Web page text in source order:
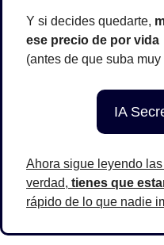
Y si decides quedarte,
ese precio de por vida
(antes de que suba muy
IA
Ahora sigue leyendo
verdad, tienes que
rápido de lo que nadie